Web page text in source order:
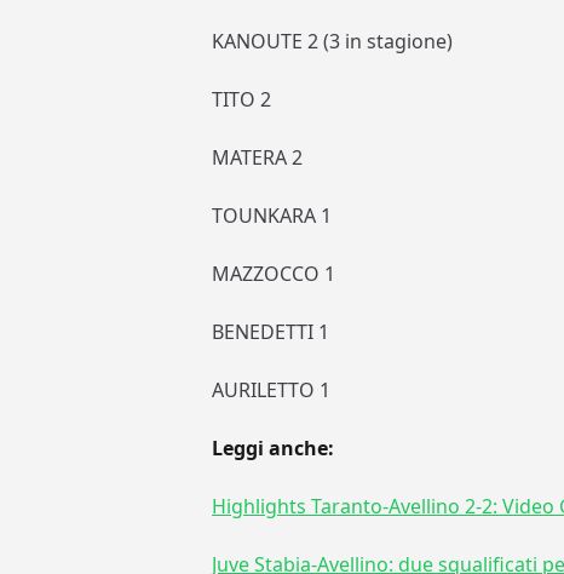
KANOUTE 2 (3 in stagione)
TITO 2
MATERA 2
TOUNKARA 1
MAZZOCCO 1
BENEDETTI 1
AURILETTO 1
Leggi anche:
Highlights Taranto-Avellino 2-2: Video
Juve Stabia-Avellino: due squalificati